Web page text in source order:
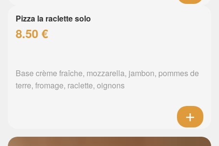
Pizza la raclette solo
8.50 €
Base crème fraîche, mozzarella, jambon, pommes de
terre, fromage, raclette, oignons